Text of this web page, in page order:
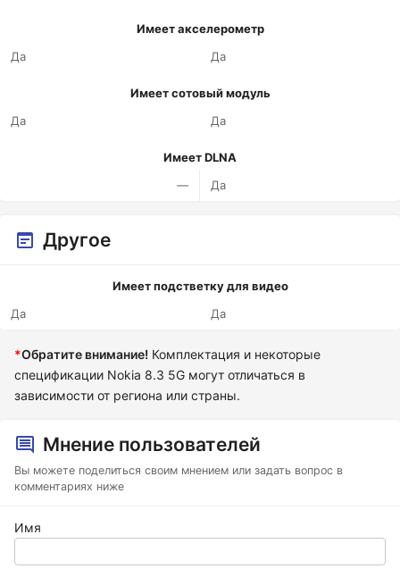
Имеет акселерометр
Да
Да
Имеет сотовый модуль
Да
Да
Имеет DLNA
—
Да
Другое
Имеет подстветку для видео
Да
Да
*Обратите внимание! Комплектация и некоторые
спецификации Nokia 8.3 5G могут отличаться в
зависимости от региона или страны.
Мнение пользователей
Вы можете поделиться своим мнением или задать вопрос в
комментариях ниже
Имя